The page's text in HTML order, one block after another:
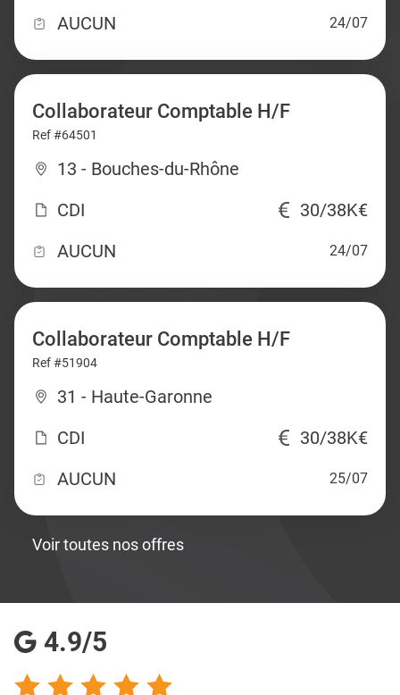
AUCUN
24/07
Collaborateur Comptable H/F
Ref #64501
13 - Bouches-du-Rhône
CDI
30/38K€
AUCUN
24/07
Collaborateur Comptable H/F
Ref #51904
31 - Haute-Garonne
CDI
30/38K€
AUCUN
25/07
Voir toutes nos offres
4.9/5